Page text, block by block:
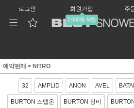
로그인 회원가입
2,000원 적립
주
예약판매 > NITRO
32 AMPLID ANON AVEL
BURTON 스텝온 BURTON 장비